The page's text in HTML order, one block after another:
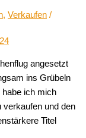
, Verkaufen /
angesetzt
ins Grübeln
habe ich mich
verkaufen und den
Titel